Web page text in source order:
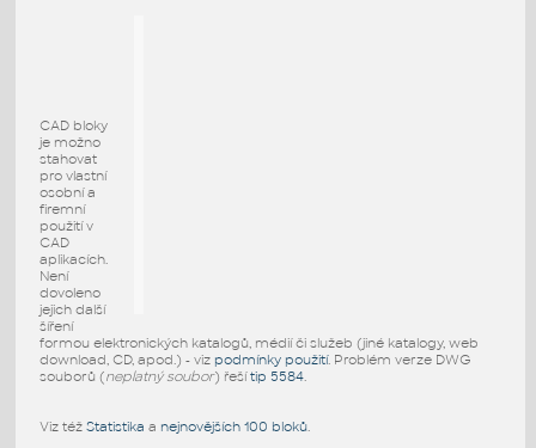
CAD bloky
je možno
stahovat
pro vlastní
osobní a
firemní
použití v
CAD
aplikacích.
Není
dovoleno
jejich další
šíření
formou elektronických katalogů, médií či služeb (jiné katalogy, web
download, CD, apod.) - viz podmínky použití. Problém verze DWG
souborů (neplatný soubor) řešítip 5584.
Viz též Statistika a nejnovějších 100 bloků.